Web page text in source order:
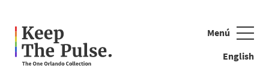
Menú
English
Cerrar